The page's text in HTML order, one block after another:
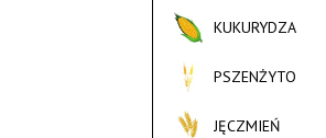
KUKURYDZA
PSZENŻYTO
JĘCZMIEŃ